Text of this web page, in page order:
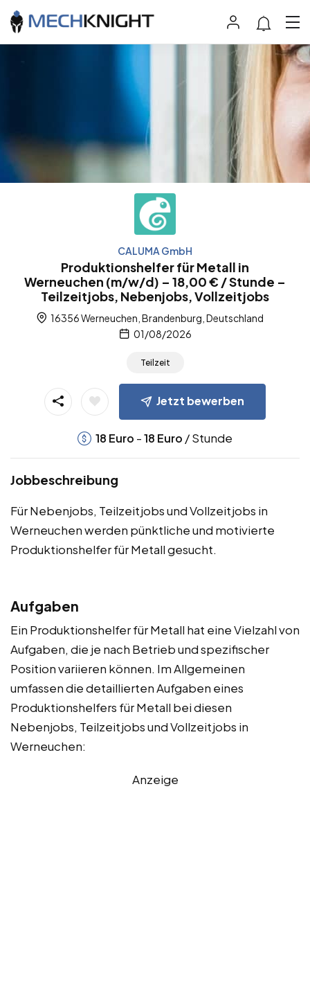
CALUMA GmbH
Produktionshelfer für Metall in
Werneuchen (m/w/d) – 18,00 € / Stunde –
Teilzeitjobs, Nebenjobs, Vollzeitjobs
16356 Werneuchen, Brandenburg, Deutschland
01/08/2026
Teilzeit
Jetzt bewerben
18 Euro -18 Euro / Stunde
Jobbeschreibung
Für Nebenjobs, Teilzeitjobs und Vollzeitjobs in
Werneuchen werden pünktliche und motivierte
Produktionshelfer für Metall gesucht.
Aufgaben
Ein Produktionshelfer für Metall hat eine Vielzahl von
Aufgaben, die je nach Betrieb und spezifischer
Position variieren können. Im Allgemeinen
umfassen die detaillierten Aufgaben eines
Produktionshelfers für Metall bei diesen
Nebenjobs, Teilzeitjobs und Vollzeitjobs in
Werneuchen:
Anzeige